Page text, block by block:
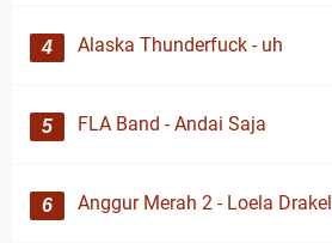
Alaska Thunderfuck - uh
FLA Band - Andai Saja
Anggur Merah 2 - Loela Drakel